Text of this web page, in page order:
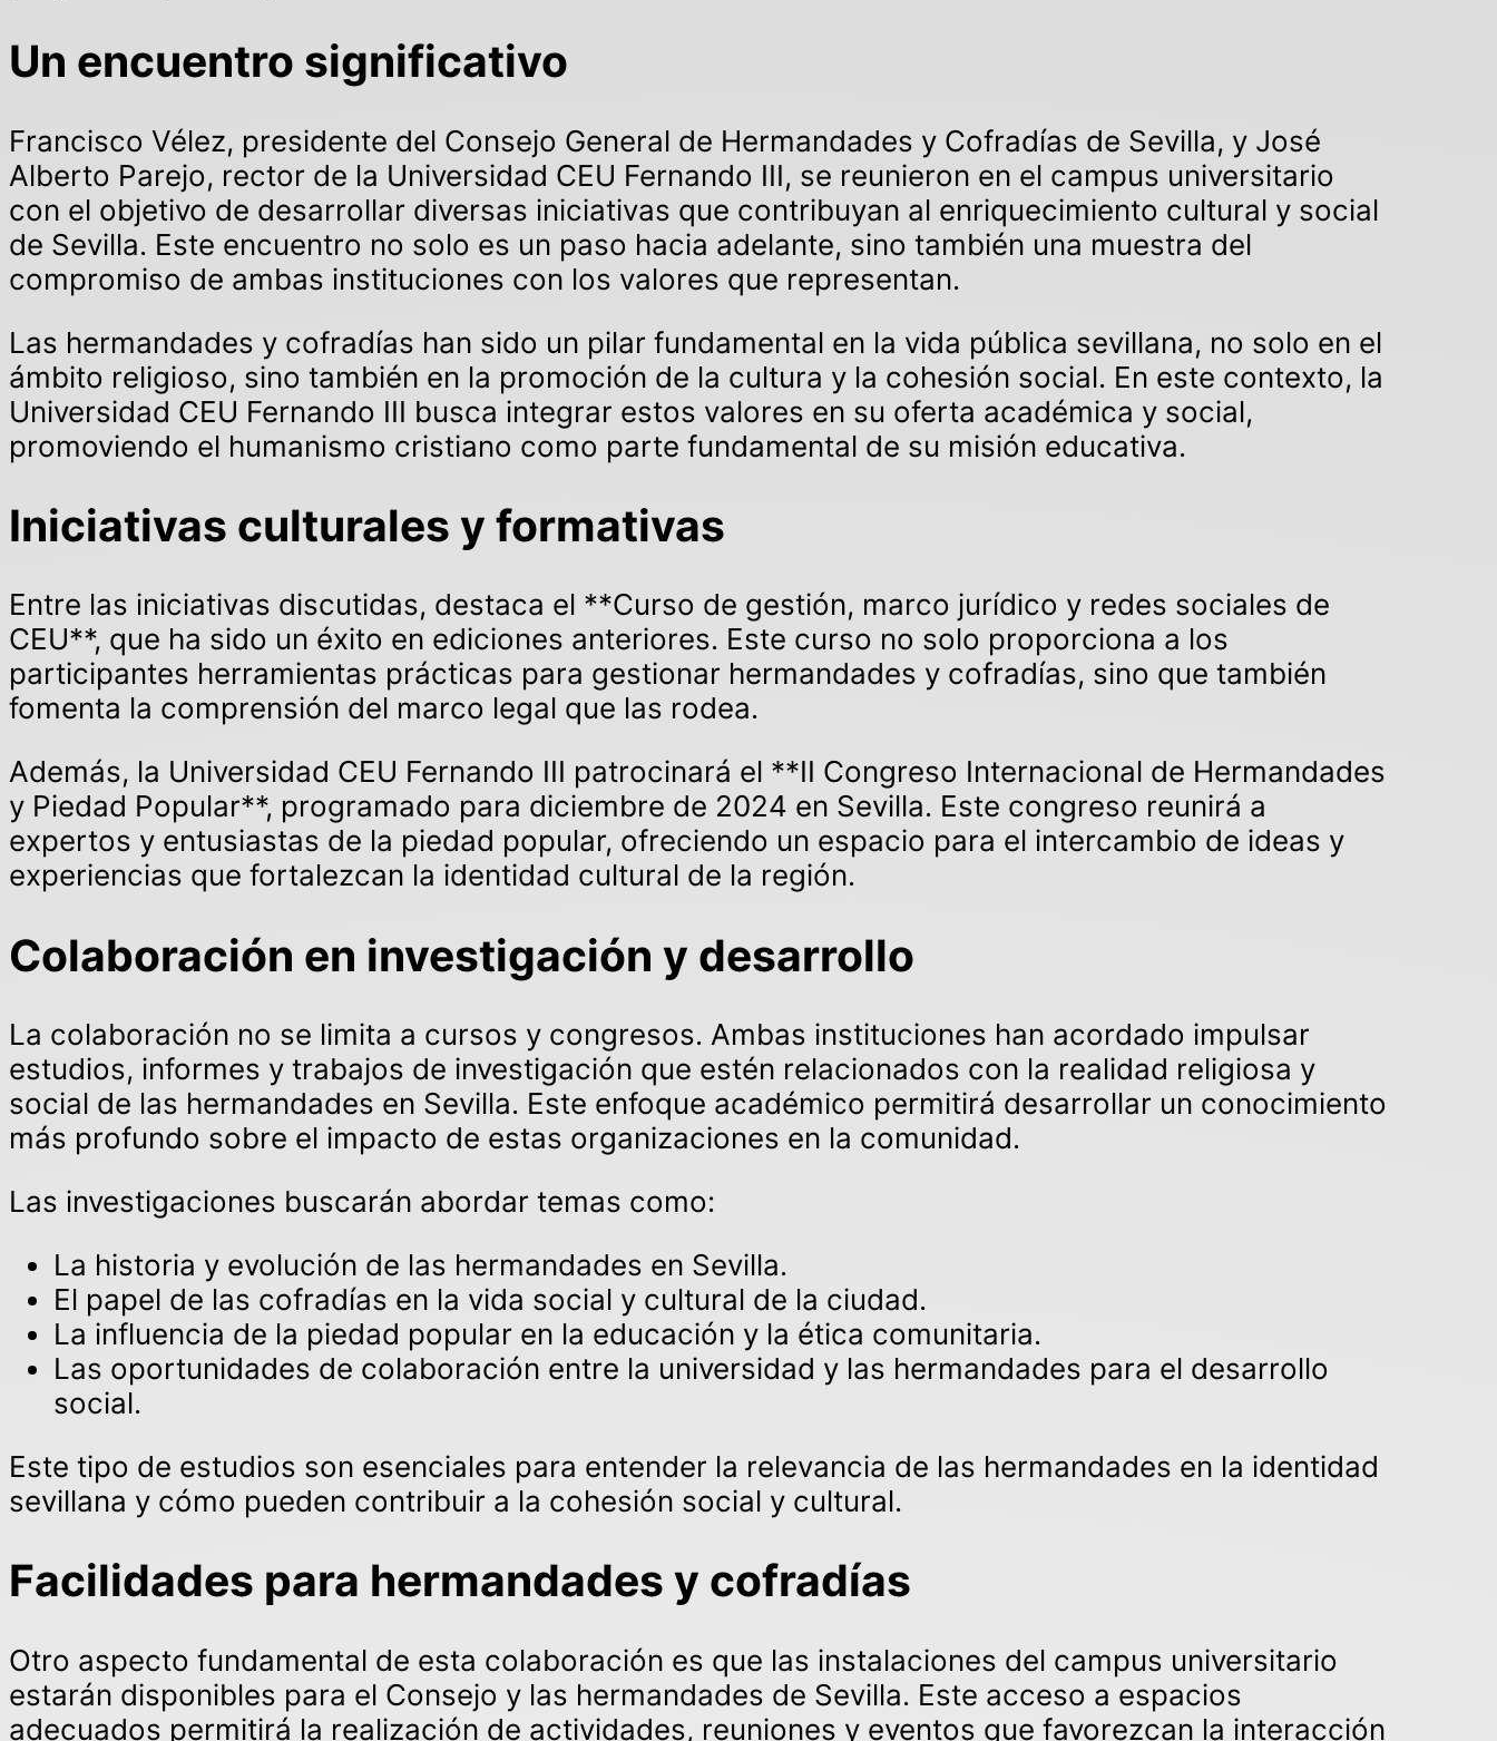
Un encuentro significativo
Francisco Vélez, presidente del Consejo General de Hermandades y Cofradías de Sevilla, y José
Alberto Parejo, rector de la Universidad CEU Fernando III, se reunieron en el campus universitario
con el objetivo de desarrollar diversas iniciativas que contribuyan al enriquecimiento cultural y social
de Sevilla. Este encuentro no solo es un paso hacia adelante, sino también una muestra del
compromiso de ambas instituciones con los valores que representan.
Las hermandades y cofradías han sido un pilar fundamental en la vida pública sevillana, no solo en el
ámbito religioso, sino también en la promoción de la cultura y la cohesión social. En este contexto, la
Universidad CEU Fernando III busca integrar estos valores en su oferta académica y social,
promoviendo el humanismo cristiano como parte fundamental de su misión educativa.
Iniciativas culturales y formativas
Entre las iniciativas discutidas, destaca el **Curso de gestión, marco jurídico y redes sociales de
CEU**, que ha sido un éxito en ediciones anteriores. Este curso no solo proporciona a los
participantes herramientas prácticas para gestionar hermandades y cofradías, sino que también
fomenta la comprensión del marco legal que las rodea.
Además, la Universidad CEU Fernando III patrocinará el **II Congreso Internacional de Hermandades
y Piedad Popular**, programado para diciembre de 2024 en Sevilla. Este congreso reunirá a
expertos y entusiastas de la piedad popular, ofreciendo un espacio para el intercambio de ideas y
experiencias que fortalezcan la identidad cultural de la región.
Colaboración en investigación y desarrollo
La colaboración no se limita a cursos y congresos. Ambas instituciones han acordado impulsar
estudios, informes y trabajos de investigación que estén relacionados con la realidad religiosa y
social de las hermandades en Sevilla. Este enfoque académico permitirá desarrollar un conocimiento
más profundo sobre el impacto de estas organizaciones en la comunidad.
Las investigaciones buscarán abordar temas como:
La historia y evolución de las hermandades en Sevilla.
El papel de las cofradías en la vida social y cultural de la ciudad.
La influencia de la piedad popular en la educación y la ética comunitaria.
Las oportunidades de colaboración entre la universidad y las hermandades para el desarrollo
social.
Este tipo de estudios son esenciales para entender la relevancia de las hermandades en la identidad
sevillana y cómo pueden contribuir a la cohesión social y cultural.
Facilidades para hermandades y cofradías
Otro aspecto fundamental de esta colaboración es que las instalaciones del campus universitario
estarán disponibles para el Consejo y las hermandades de Sevilla. Este acceso a espacios
adecuados permitirá la realización de actividades, reuniones y eventos que favorezcan la interacción